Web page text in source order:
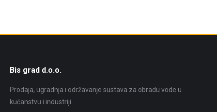
Bis grad d.o.o.
Prodaja, ugradnja i održavanje sustava za obradu vode u
kućanstvu i industriji.